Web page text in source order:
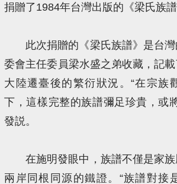
捐贈了1984年台灣出版的《梁氏族譜
此次捐贈的《梁氏族譜》是台
委會主任委員梁水盛之弟收藏，記
大陸遷臺後的繁衍狀況。“在宗族
下，這樣完整的族譜彌足珍貴，或
發説。
在施明發眼中，族譜不僅是家
兩岸同根同源的鐵證。“族譜對接